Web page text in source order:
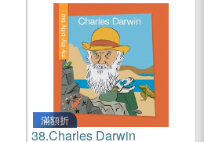
滿額折
38.Charles Darwin